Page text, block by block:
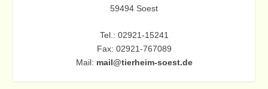
59494 Soest
Tel.: 02921-15241
Fax: 02921-767089
Mail: mail@tierheim-soest.de